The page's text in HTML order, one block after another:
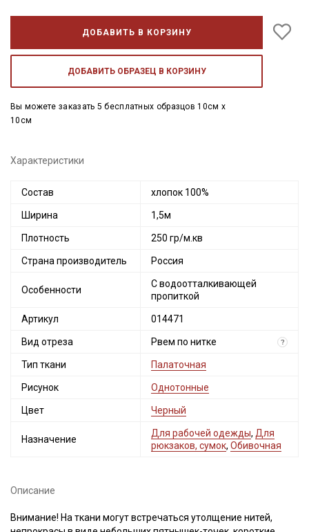
ДОБАВИТЬ В КОРЗИНУ
ДОБАВИТЬ ОБРАЗЕЦ В КОРЗИНУ
Вы можете заказать 5 бесплатных образцов 10см x
10см
Характеристики
Состав хлопок 100%
Ширина 1,5м
Плотность 250 гр/м.кв
Страна производитель Россия
Особенности
С водоотталкивающей
пропиткой
Артикул 014471
Вид отреза Рвем по нитке ?
Тип ткани Палаточная
Рисунок Однотонные
Цвет Черный
Назначение
Для рабочей одежды, Для
рюкзаков, сумок, Обивочная
Описание
Внимание! На ткани могут встречаться утолщение нитей,